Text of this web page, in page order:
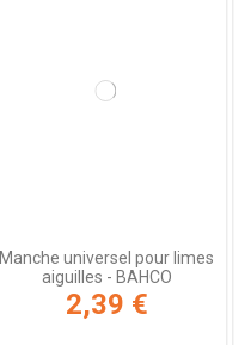
Manche universel pour limes
aiguilles - BAHCO
2,39 €